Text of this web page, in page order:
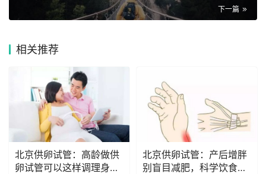
下一篇
相关推荐
北京供卵试管：高龄做供
卵试管可以这样调理身
北京供卵试管：产后增胖
别盲目减肥，科学饮食也